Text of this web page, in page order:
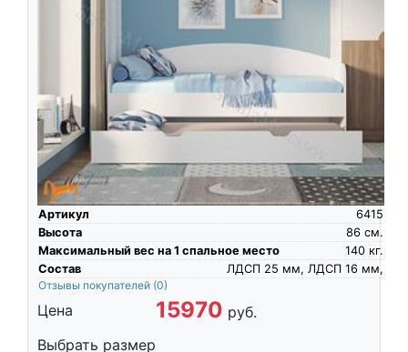
Артикул
6415
Высота
см.
86
Максимальный вес на 1 спальное место
кг.
140
Состав
ЛДСП 25 мм, ЛДСП 16 мм,
Отзывы покупателей (0)
Цена 15970 руб.
Выбрать размер